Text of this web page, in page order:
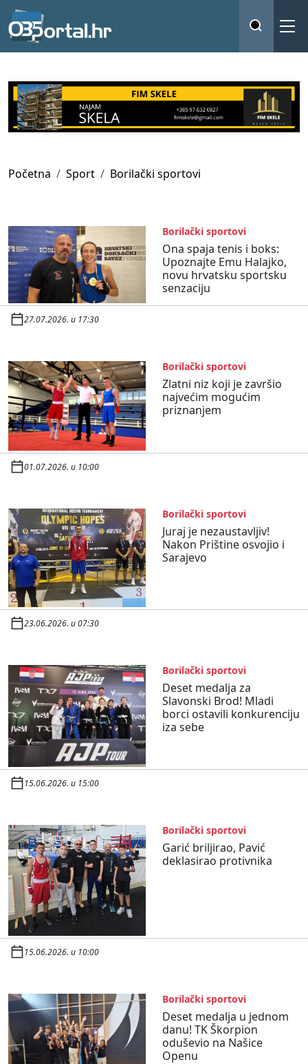
Početna Sport Borilački sportovi
Borilački sportovi
Ona spaja tenis i boks:
Upoznajte Emu Halajko,
novu hrvatsku sportsku
senzaciju
27.07.2026. u 17:30
Borilački sportovi
Zlatni niz koji je završio
najvećim mogućim
priznanjem
01.07.2026. u 10:00
Borilački sportovi
Juraj je nezaustavljiv!
Nakon Prištine osvojio i
Sarajevo
23.06.2026. u 07:30
Borilački sportovi
Deset medalja za
Slavonski Brod! Mladi
borci ostavili konkurenciju
iza sebe
15.06.2026. u 15:00
Borilački sportovi
Garić briljirao, Pavić
deklasirao protivnika
15.06.2026. u 10:00
Borilački sportovi
Deset medalja u jednom
danu! TK Škorpion
oduševio na Našice
Openu